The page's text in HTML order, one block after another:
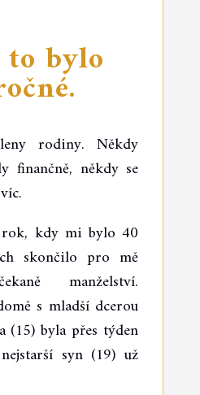
bylo
rodiny. Někdy
finančně, někdy se
kdy mi bylo 40
skončilo pro mě
manželství.
s mladší dcerou
(15) byla přes týden
syn (19) už